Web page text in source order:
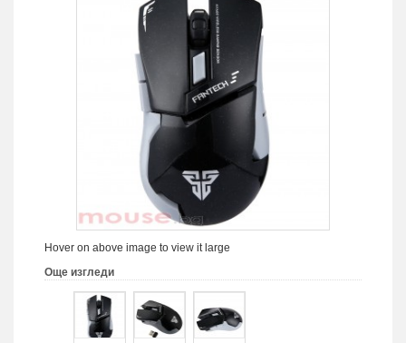
Hover on above image to view it large
Още изгледи